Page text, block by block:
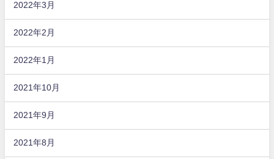
2022年3月
2022年2月
2022年1月
2021年10月
2021年9月
2021年8月